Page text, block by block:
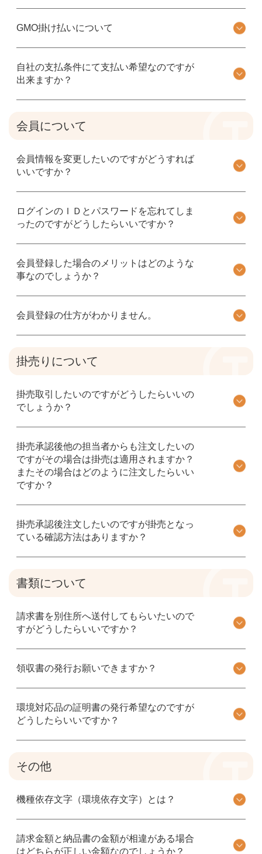
GMO掛け払いについて
自社の支払条件にて支払い希望なのですが
出来ますか？
会員について
会員情報を変更したいのですがどうすれば
いいですか？
ログインのＩＤとパスワードを忘れてしま
ったのですがどうしたらいいですか？
会員登録した場合のメリットはどのような
事なのでしょうか？
会員登録の仕方がわかりません。
掛売りについて
掛売取引したいのですがどうしたらいいの
でしょうか？
掛売承認後他の担当者からも注文したいの
ですがその場合は掛売は適用されますか？
またその場合はどのように注文したらいい
ですか？
掛売承認後注文したいのですが掛売となっ
ている確認方法はありますか？
書類について
請求書を別住所へ送付してもらいたいので
すがどうしたらいいですか？
領収書の発行お願いできますか？
環境対応品の証明書の発行希望なのですが
どうしたらいいですか？
その他
機種依存文字（環境依存文字）とは？
請求金額と納品書の金額が相違がある場合
はどちらが正しい金額なのでしょうか？